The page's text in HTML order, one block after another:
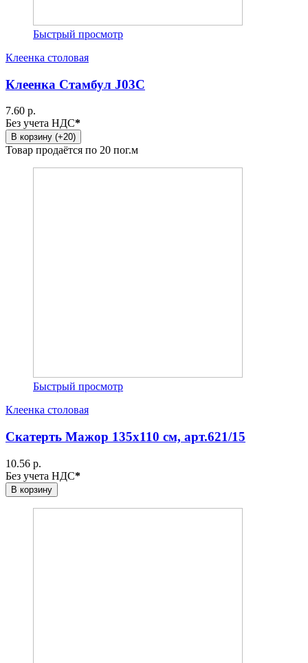
Быстрый просмотр
Клеенка столовая
Клеенка Стамбул J03C
7.60 р.
Без учета НДС*
В корзину (+20)
Товар продаётся по 20 пог.м
Быстрый просмотр
Клеенка столовая
Скатерть Мажор 135х110 см, арт.621/15
10.56 р.
Без учета НДС*
В корзину